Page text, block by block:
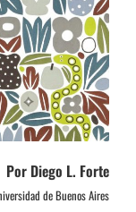
Por Diego L. Forte
de Buenos Aires